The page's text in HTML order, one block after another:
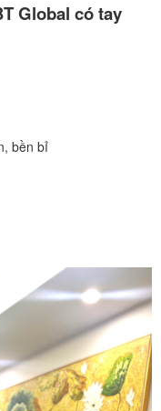
Global có tay
bền bỉ